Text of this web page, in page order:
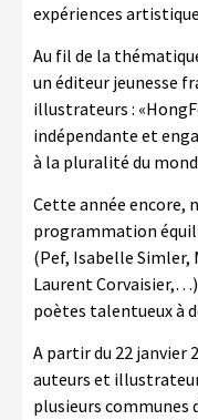
expériences
Au fil de la
un éditeur jeunesse
illustrateurs :
indépendante et
à la pluralité du
Cette année encore,
programmation
(Pef, Isabelle
Laurent
poètes talentueux à
A partir du 22 janvier
auteurs et
plusieurs communes